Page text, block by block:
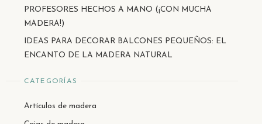
PROFESORES HECHOS A MANO (¡CON MUCHA
MADERA!)
IDEAS PARA DECORAR BALCONES PEQUEÑOS: EL
ENCANTO DE LA MADERA NATURAL
CATEGORÍAS
Artículos de madera